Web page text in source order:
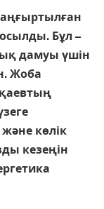
Бұл –
дамуы үшін
Жоба
көлік
кезеңін